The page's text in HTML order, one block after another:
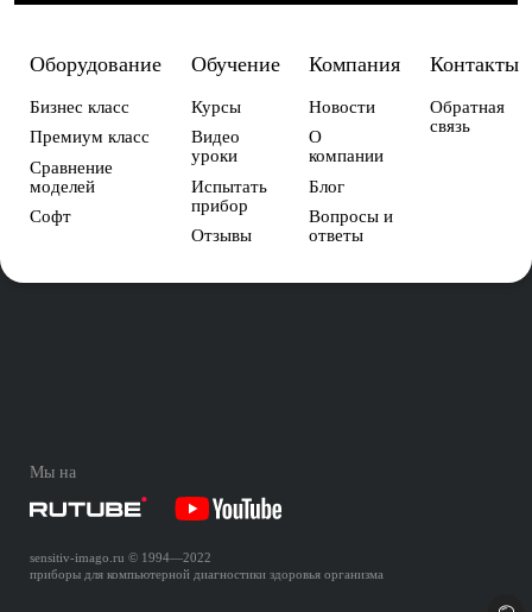
Оборудование
Бизнес класс
Премиум класс
Сравнение
моделей
Софт
Обучение
Курсы
Видео
уроки
Испытать
прибор
Отзывы
Компания
Новости
О
компании
Блог
Вопросы и
ответы
Контакты
Обратная
связь
Мы на
sensitiv-imago.ru © 1994—2022
приборы для компьютерной диагностики здоровья организма